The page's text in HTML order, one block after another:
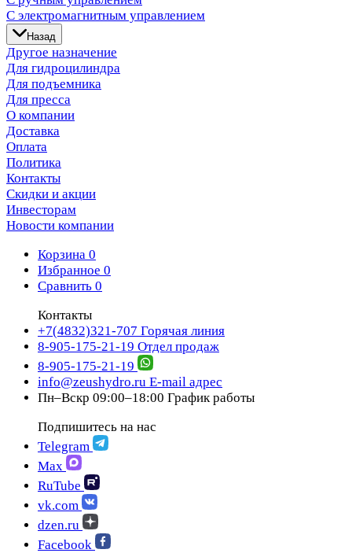
С электромагнитным управлением
Назад
Другое назначение
Для гидроцилиндра
Для подъемника
Для пресса
О компании
Доставка
Оплата
Политика
Контакты
Скидки и акции
Инвесторам
Новости компании
Корзина 0
Избранное 0
Сравнить 0
Контакты
+7(4832)321-707 Горячая линия
8-905-175-21-19 Отдел продаж
8-905-175-21-19
info@zeushydro.ru E-mail адрес
Пн–Вскр 09:00–18:00 График работы
Подпишитесь на нас
Telegram
Max
RuTube
vk.com
dzen.ru
Facebook